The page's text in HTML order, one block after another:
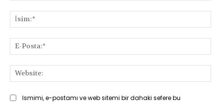
Ismimi, e-postamı ve web sitemi bir dahaki sefere bu